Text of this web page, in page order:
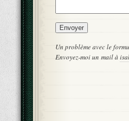
Un problème avec le
Envoyez-moi un mail à